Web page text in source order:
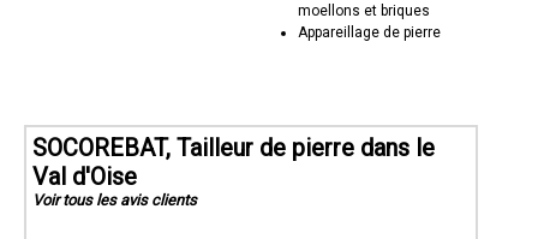
moellons et briques
Appareillage de pierre
SOCOREBAT, Tailleur de pierre dans le
Val d'Oise
Voir tous les avis clients